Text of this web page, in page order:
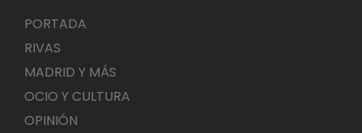
PORTADA
RIVAS
MADRID Y MÁS
OCIO Y CULTURA
OPINIÓN